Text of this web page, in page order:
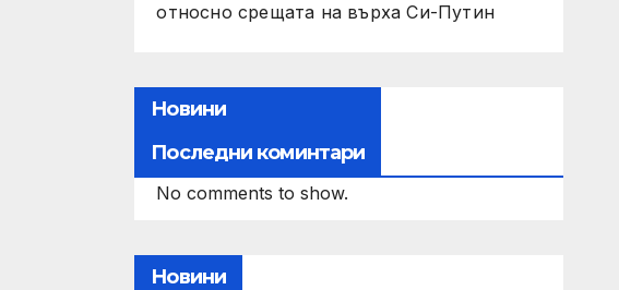
относно срещата на върха Си-Путин
Новини
Последни коминтари
No comments to show.
Новини